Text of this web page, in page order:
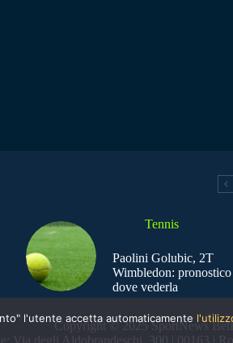
Tennis
Paolini Golubic, 2T
Wimbledon: pronostico
dove vederla
Copyright © 2025 SportNews
l'utente accetta automaticamente